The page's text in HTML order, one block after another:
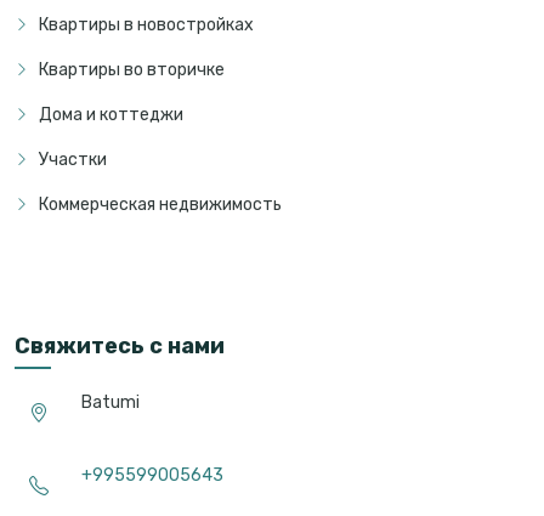
Квартиры в новостройках
Квартиры во вторичке
Дома и коттеджи
Участки
Коммерческая недвижимость
Свяжитесь с нами
Batumi
+995599005643